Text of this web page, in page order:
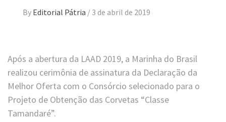
By Editorial Pátria / 3 de abril de 2019
Após a abertura da LAAD 2019, a Marinha do Brasil
realizou cerimônia de assinatura da Declaração da
Melhor Oferta com o Consórcio selecionado para o
Projeto de Obtenção das Corvetas “Classe
Tamandaré”.